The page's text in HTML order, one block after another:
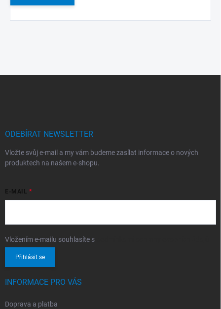
ODEBÍRAT NEWSLETTER
Vložte svůj e-mail a my vám budeme zasílat informace o nových
produktech na našem e-shopu.
E-MAIL
Vložením e-mailu souhlasíte s
Přihlásit se
INFORMACE PRO VÁS
Doprava a platba